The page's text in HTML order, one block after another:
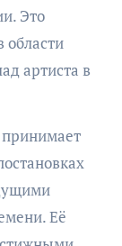
Это
области
артиста в
Её